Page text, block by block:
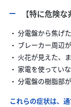
【特に危険な
・ 分電盤から焦げ
・ ブレーカー周辺
・ 火花が見えた、
・ 家電を使ってい
・ 分電盤の樹脂部
これらの症状は、